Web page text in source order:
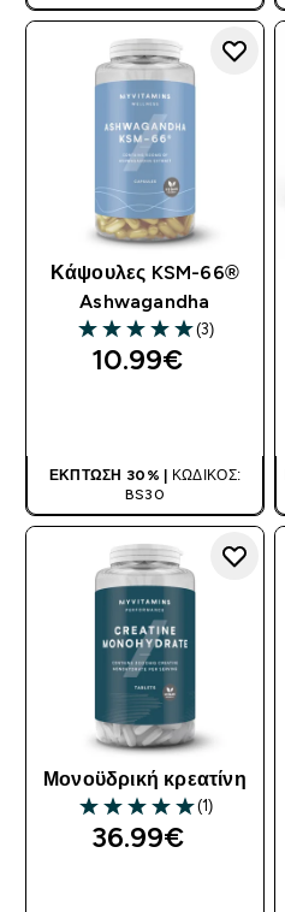
Κάψουλες KSM-66®
Ashwagandha
5 out of 5 stars
(3)
10.99€‎
ΈΚΠΤΩΣΗ 30% |
ΚΩΔΙΚΌΣ:
BS30
Μονοϋδρική κρεατίνη
5 out of 5 stars
(1)
36.99€‎